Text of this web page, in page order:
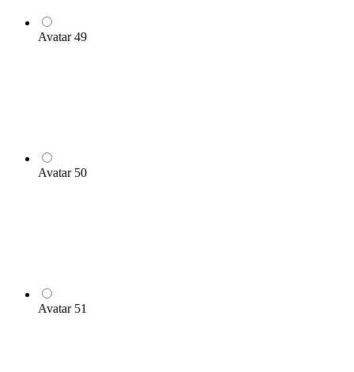
Avatar 49
Avatar 50
Avatar 51